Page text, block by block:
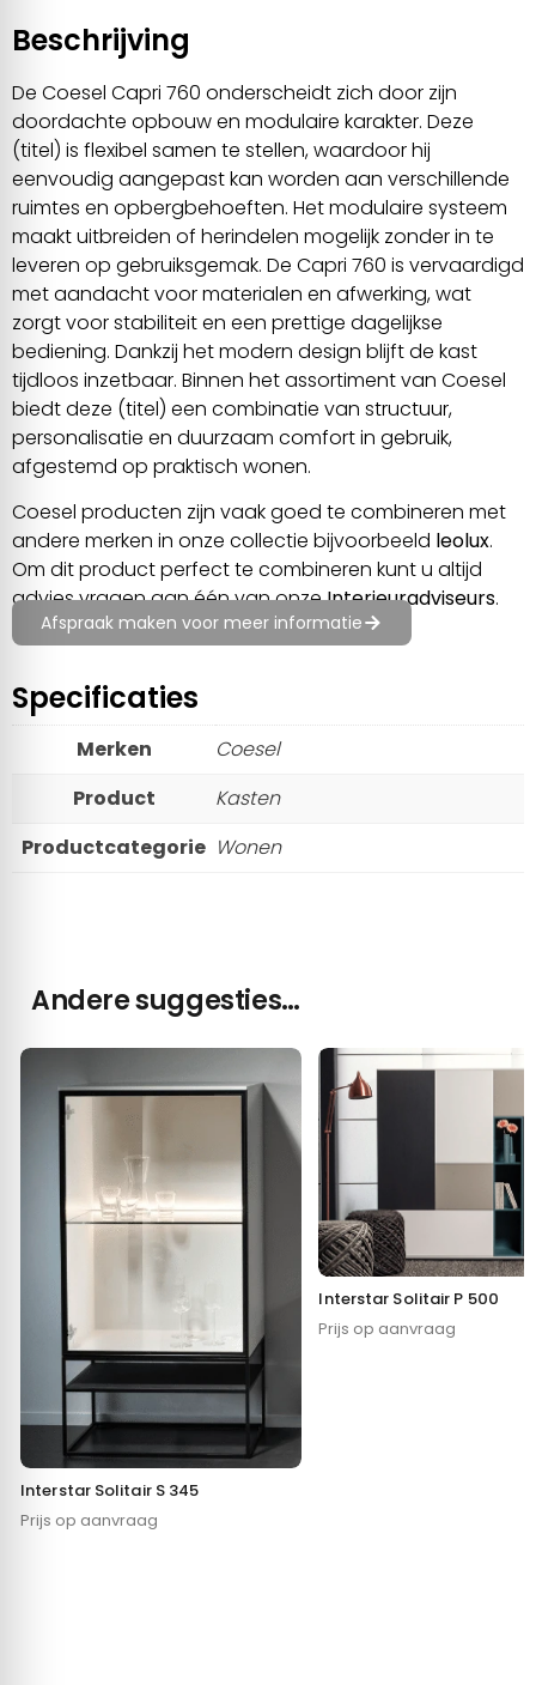
Beschrijving
De Coesel Capri 760 onderscheidt zich door zijn
doordachte opbouw en modulaire karakter. Deze
(titel) is flexibel samen te stellen, waardoor hij
eenvoudig aangepast kan worden aan verschillende
ruimtes en opbergbehoeften. Het modulaire systeem
maakt uitbreiden of herindelen mogelijk zonder in te
leveren op gebruiksgemak. De Capri 760 is vervaardigd
met aandacht voor materialen en afwerking, wat
zorgt voor stabiliteit en een prettige dagelijkse
bediening. Dankzij het modern design blijft de kast
tijdloos inzetbaar. Binnen het assortiment van Coesel
biedt deze (titel) een combinatie van structuur,
personalisatie en duurzaam comfort in gebruik,
afgestemd op praktisch wonen.
Coesel producten zijn vaak goed te combineren met
andere merken in onze collectie bijvoorbeeld leolux.
Om dit product perfect te combineren kunt u altijd
advies vragen aan één van onzeInterieuradviseurs.
Afspraak maken voor meer informatie
Specificaties
Merken
Coesel
Product
Kasten
Productcategorie Wonen
Andere suggesties…
Interstar Solitair S 345
Prijs op aanvraag
Interstar Solitair P 500
Prijs op aanvraag